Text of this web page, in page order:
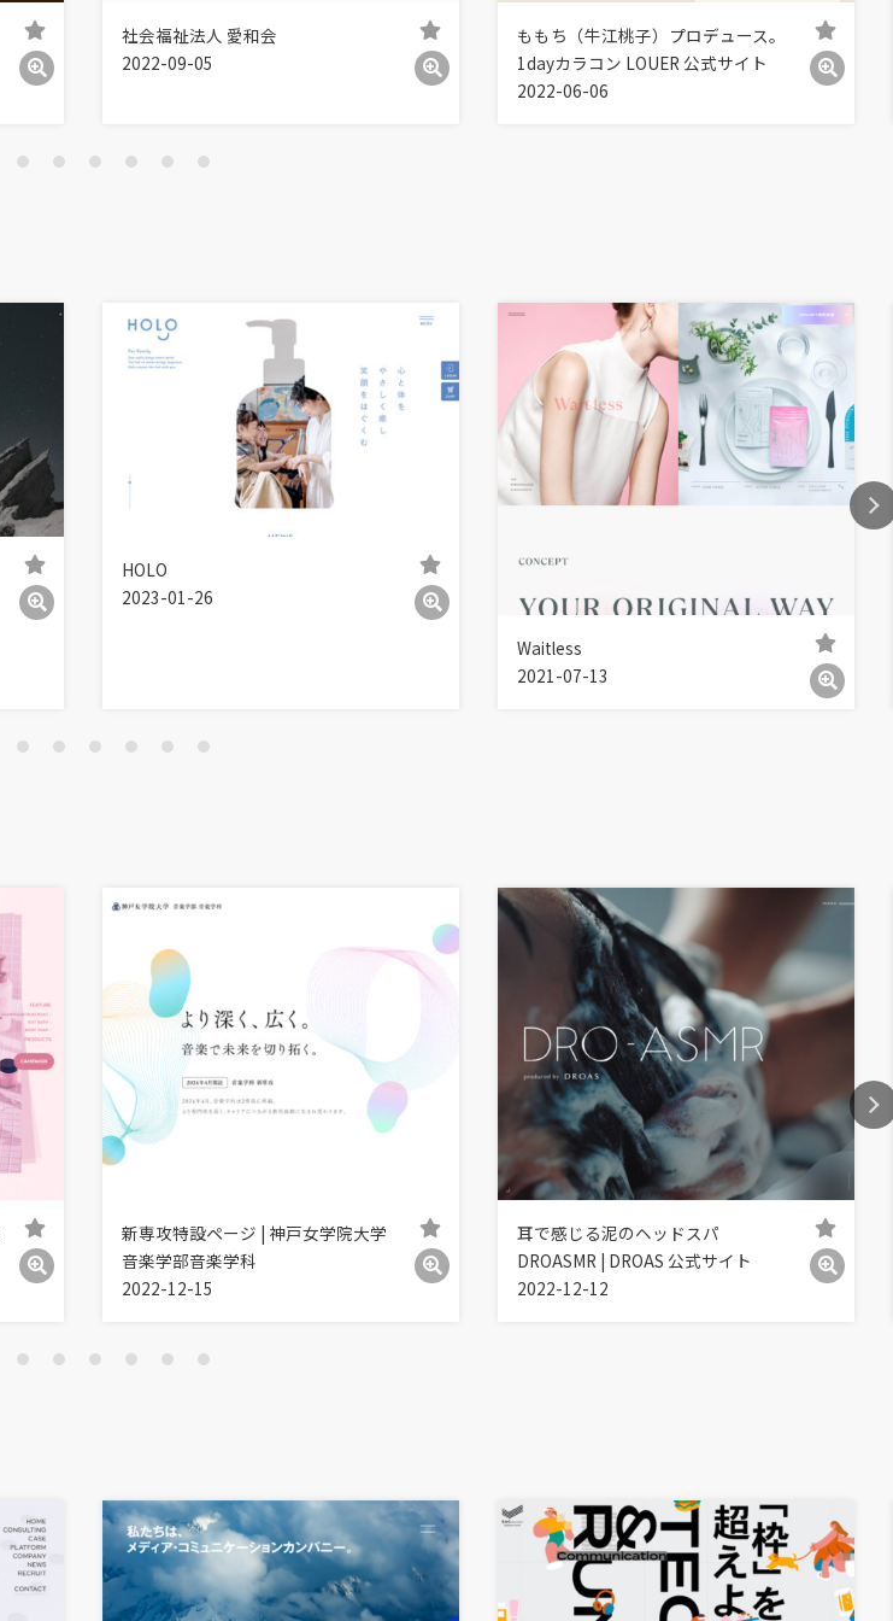
社会福祉法人 愛和会
2022-09-05
ももち（牛江桃子）プロデュース。
1dayカラコン LOUER 公式サイト
2022-06-06
HOLO
2023-01-26
Waitless
2021-07-13
新専攻特設ページ | 神戸女学院大学
音楽学部音楽学科
2022-12-15
耳で感じる泥のヘッドスパ
DROASMR | DROAS 公式サイト
2022-12-12